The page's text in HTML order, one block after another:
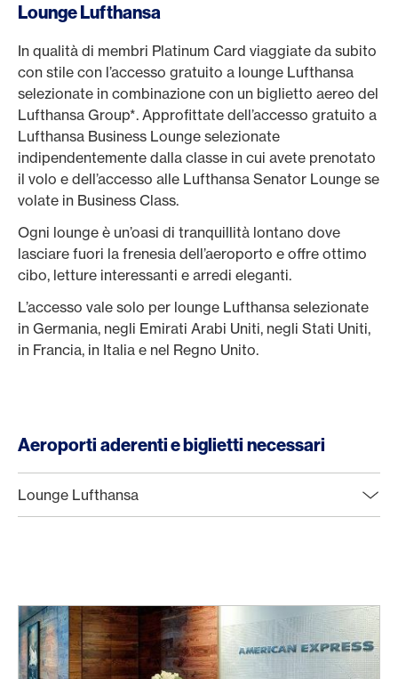
Lounge Lufthansa
In qualità di membri Platinum Card viaggiate da subito
con stile con l’accesso gratuito a lounge Lufthansa
selezionate in combinazione con un biglietto aereo del
Lufthansa Group*. Approfittate dell’accesso gratuito a
Lufthansa Business Lounge selezionate
indipendentemente dalla classe in cui avete prenotato
il volo e dell’accesso alle Lufthansa Senator Lounge se
volate in Business Class.
Ogni lounge è un’oasi di tranquillità lontano dove
lasciare fuori la frenesia dell’aeroporto e offre ottimo
cibo, letture interessanti e arredi eleganti.
L’accesso vale solo per lounge Lufthansa selezionate
in Germania, negli Emirati Arabi Uniti, negli Stati Uniti,
in Francia, in Italia e nel Regno Unito.
Aeroporti aderenti e biglietti necessari
Lounge Lufthansa